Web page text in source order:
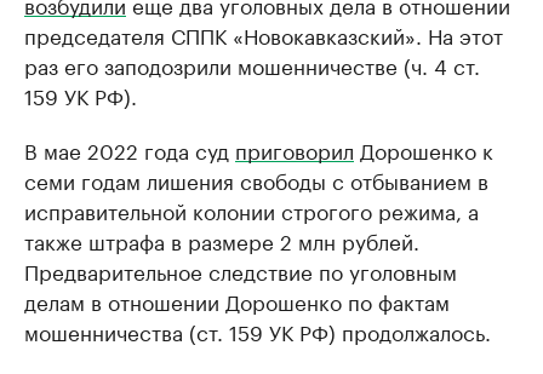
председателя СППК «Новокавказский». На этот
раз его заподозрили мошенничестве (ч. 4 ст.
159 УК РФ).
В мае 2022 года суд приговорил Дорошенко к
семи годам лишения свободы с отбыванием в
исправительной колонии строгого режима, а
также штрафа в размере 2 млн рублей.
Предварительное следствие по уголовным
делам в отношении Дорошенко по фактам
мошенничества (ст. 159 УК РФ) продолжалось.